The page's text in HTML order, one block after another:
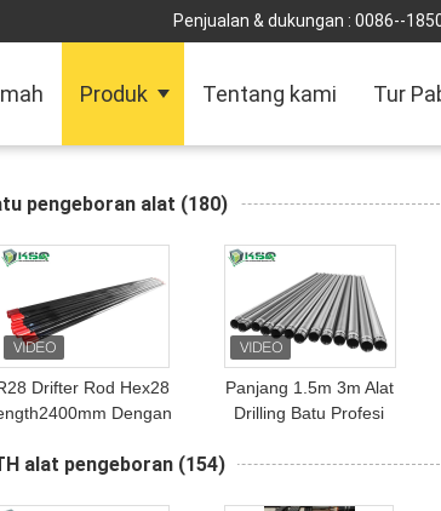
Penjualan & dukungan : 0086--
Produk Tentang kami Tur
pengeboran alat (180)
Drifter Rod Hex28
Dengan
Sangat Baik untuk
Panjang 1.5m 3m Alat
Drilling Batu Profesi
Core Drilling Tubes
alat pengeboran (154)